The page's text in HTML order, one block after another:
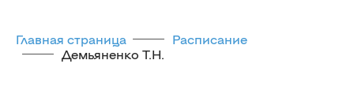
Главная страница
Расписание
Демьяненко Т.Н.